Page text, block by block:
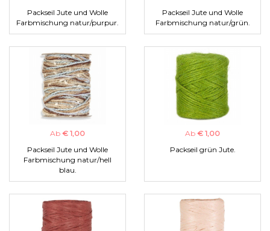
Packseil Jute und Wolle
Farbmischung natur/purpur.
Packseil Jute und Wolle
Farbmischung natur/grün.
Ab € 1,00
Packseil Jute und Wolle
Farbmischung natur/hell
blau.
Ab € 1,00
Packseil grün Jute.